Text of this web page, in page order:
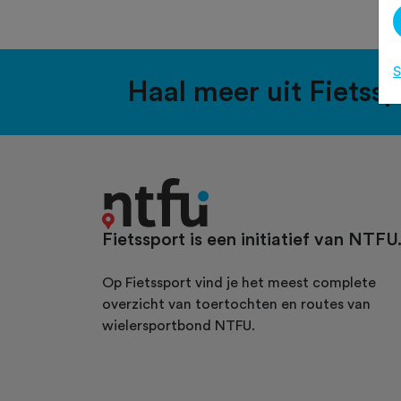
Haal meer uit
Fietssport is een initiatief van NTFU.
Op Fietssport vind je het meest complete
overzicht van toertochten en routes van
wielersportbond NTFU.